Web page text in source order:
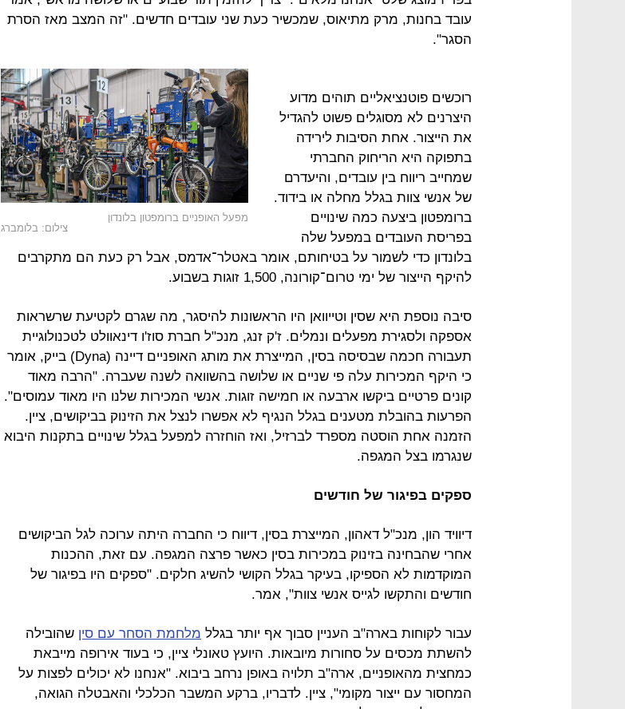
עובד בחנות, מרק מתיאוס, שמכשיר כעת שני עובדים חדשים. "זה המצב מאז הסרת
הסגר".
מפעל האופניים ברומפטון בלונדון
צילום: בלומברג
רוכשים פוטנציאליים תוהים מדוע
היצרנים לא מסוגלים פשוט להגדיל
את הייצור. אחת הסיבות לירידה
בתפוקה היא הריחוק החברתי
שמחייב ריווח בין עובדים, והיעדרם
של אנשי צוות בגלל מחלה או בידוד.
ברומפטון ביצעה כמה שינויים
בפריסת העובדים במפעל שלה
בלונדון כדי לשמור על בטיחותם, אומר באטלר־אדמס, אבל רק כעת הם מתקרבים
להיקף הייצור של ימי טרום־קורונה, 1,500 זוגות בשבוע.
סיבה נוספת היא שסין וטייוואן היו הראשונות להיסגר, מה שגרם לקטיעת שרשראות
אספקה ולסגירת מפעלים ונמלים. ז'ק זנג, מנכ"ל חברת סוז'ו דינאוולט לטכנולוגיית
תעבורה חכמה שבסיסה בסין, המייצרת את מותג האופניים דיינה (Dyna) בייק, אומר
כי היקף המכירות עלה פי שניים או שלושה בהשוואה לשנה שעברה. "הרבה מאוד
קונים פרטיים ביקשו ארבעה או חמישה זוגות. אנשי המכירות שלנו היו מאוד עמוסים".
הפרעות בהובלת מטענים בגלל הנגיף לא אפשרו לנצל את הזינוק בביקושים, ציין.
הזמנה אחת הוסטה מספרד לברזיל, ואז הוחזרה למפעל בגלל שינויים בתקנות היבוא
שנגרמו בצל המגפה.
ספקים בפיגור של חודשים
דיוויד הון, מנכ"ל דאהון, המייצרת בסין, דיווח כי החברה היתה ערוכה לגל הביקושים
אחרי שהבחינה בזינוק במכירות בסין כאשר פרצה המגפה. עם זאת, ההכנות
המוקדמות לא הספיקו, בעיקר בגלל הקושי להשיג חלקים. "ספקים היו בפיגור של
חודשים והתקשו לגייס אנשי צוות", אמר.
עבור לקוחות בארה"ב העניין סבוך אף יותר בגלל מלחמת הסחר עם סין שהובילה
להשתת מכסים על סחורות מיובאות. היועץ טאונלי ציין, כי בעוד אירופה מייבאת
כמחצית מהאופניים, ארה"ב תלויה באופן נרחב ביבוא. "אנחנו לא יכולים לפצות על
המחסור עם ייצור מקומי", ציין. לדבריו, ברקע המשבר הכלכלי והאבטלה הגואה,